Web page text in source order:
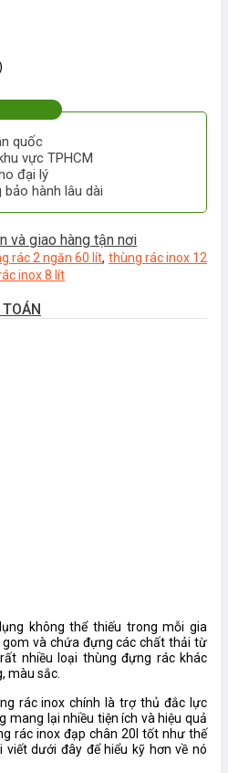
quốc
vực TPHCM
đại lý
bảo hành lâu dài
và giao hàng tận nơi
rác 2 ngăn 60 lít, thùng rác inox 12
inox 8 lít
không thể thiếu trong mỗi gia
và chứa đựng các chất thải từ
nhiều loại thùng đựng rác khác
màu sắc.
rác inox chính là trợ thủ đắc lực
mang lại nhiều tiện ích và hiệu quả
rác inox đạp chân 20l tốt như thế
dưới đây để hiểu kỹ hơn về nó